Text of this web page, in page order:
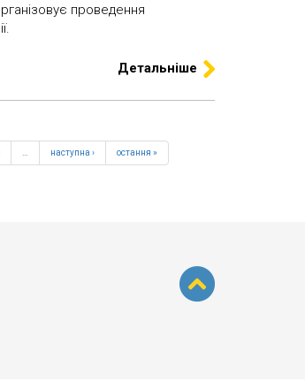
проведення
Детальніше
наступна › остання »